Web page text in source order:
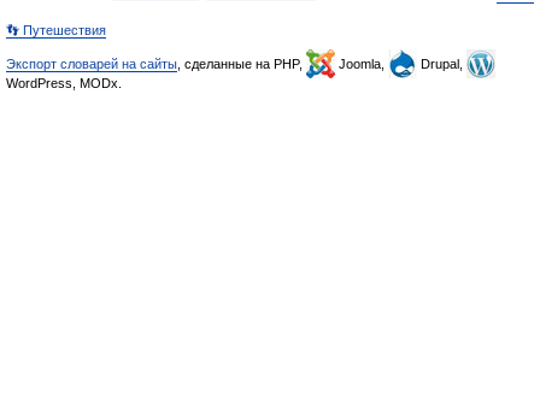
👣 Путешествия
Экспорт словарей на сайты , сделанные на PHP, Joomla,
Drupal,
WordPress, MODx.